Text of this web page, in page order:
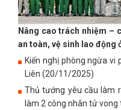
Nâng cao trách nhiệm –
an toàn, vệ sinh lao động
Kiến nghị phòng ngừa vi
Liên (20/11/2025)
Thủ tướng yêu cầu làm
làm 2 công nhân tử